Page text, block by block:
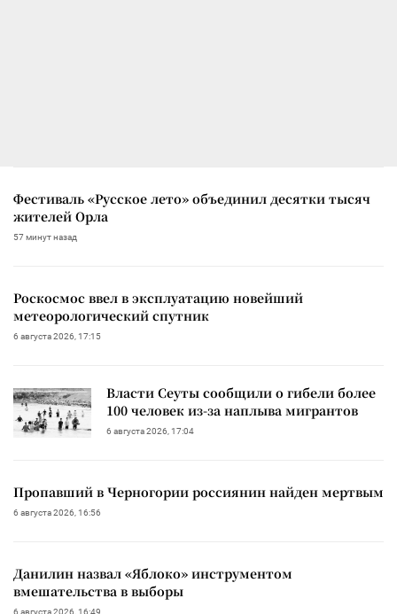
Фестиваль «Русское лето» объединил десятки тысяч
жителей Орла
57 минут назад
Роскосмос ввел в эксплуатацию новейший
метеорологический спутник
6 августа 2026, 17:15
Власти Сеуты сообщили о гибели более
100 человек из-за наплыва мигрантов
6 августа 2026, 17:04
Пропавший в Черногории россиянин найден мертвым
6 августа 2026, 16:56
Данилин назвал «Яблоко» инструментом
вмешательства в выборы
6 августа 2026, 16:49